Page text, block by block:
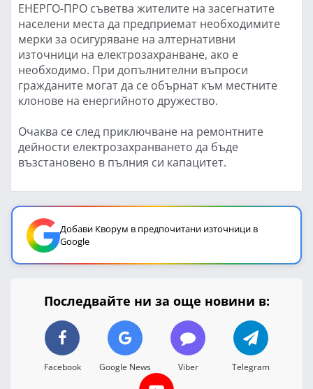
ЕНЕРГО-ПРО съветва жителите на засегнатите
населени места да предприемат необходимите
мерки за осигуряване на алтернативни
източници на електрозахранване, ако е
необходимо. При допълнителни въпроси
гражданите могат да се обърнат към местните
клонове на енергийното дружество.
Очаква се след приключване на ремонтните
дейности електрозахранването да бъде
възстановено в пълния си капацитет.
Добави Кворум в предпочитани източници в
Google
Последвайте ни за още новини в:
Facebook Google News Viber Telegram